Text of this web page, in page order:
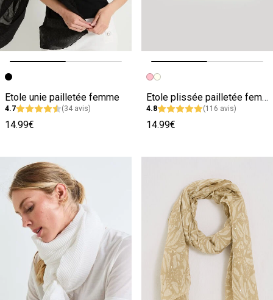
Image précédente
Image suivante
Etole unie pailletée femme
4.7 (34 avis)
14.99€
Image précédente
Image suivante
Etole plissée pailletée femme
4.8 (116 avis)
14.99€